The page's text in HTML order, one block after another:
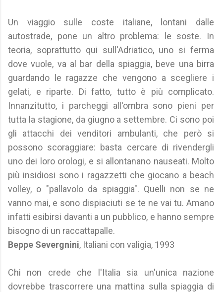
Un viaggio sulle coste italiane, lontani dalle
autostrade, pone un altro problema: le soste. In
teoria, soprattutto qui sull'Adriatico, uno si ferma
dove vuole, va al bar della spiaggia, beve una birra
guardando le ragazze che vengono a scegliere i
gelati, e riparte. Di fatto, tutto è più complicato.
Innanzitutto, i parcheggi all'ombra sono pieni per
tutta la stagione, da giugno a settembre. Ci sono poi
gli attacchi dei venditori ambulanti, che però si
possono scoraggiare: basta cercare di rivendergli
uno dei loro orologi, e si allontanano nauseati. Molto
più insidiosi sono i ragazzetti che giocano a beach
volley, o "pallavolo da spiaggia". Quelli non se ne
vanno mai, e sono dispiaciuti se te ne vai tu. Amano
infatti esibirsi davanti a un pubblico, e hanno sempre
bisogno di un raccattapalle.
Beppe Severgnini, Italiani con valigia, 1993
Chi non crede che l'Italia sia un'unica nazione
dovrebbe trascorrere una mattina sulla spiaggia di